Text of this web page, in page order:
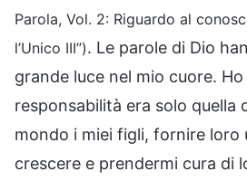
Parola, Vol. 2: Riguardo al
l’Unico III”). Le parole di Dio
grande luce nel mio cuore.
responsabilità era solo quella
mondo i miei figli, fornire loro
crescere e prendermi cura di